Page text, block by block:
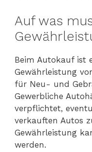
Auf was
Beim Autokauf ist
Gewährleistung
für Neu- und
Gewerbliche
verpflichtet,
verkauften Autos
Gewährleistung
werden.